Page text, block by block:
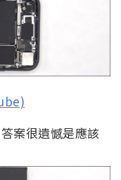
案很遺憾是應該